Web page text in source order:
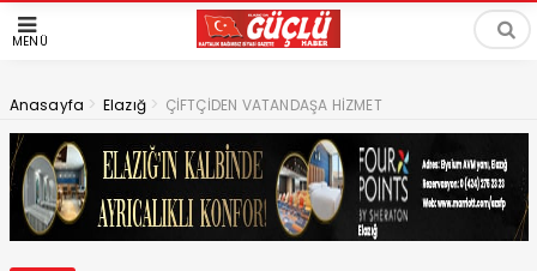
MENÜ
Anasayfa > Elazığ > ÇİFTÇİDEN VATANDAŞA HİZMET